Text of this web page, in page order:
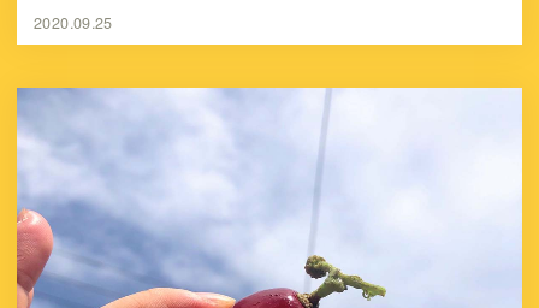
2020.09.25